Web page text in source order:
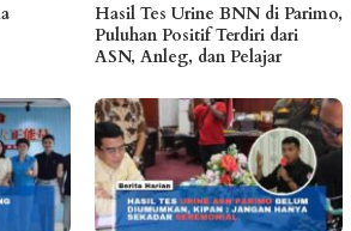
Hasil Tes Urine BNN di Parimo,
Puluhan Positif Terdiri dari
ASN, Anleg, dan Pelajar